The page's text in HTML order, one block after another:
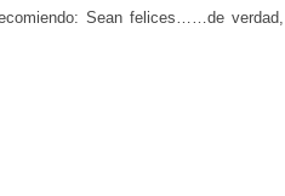
Sean felices……de